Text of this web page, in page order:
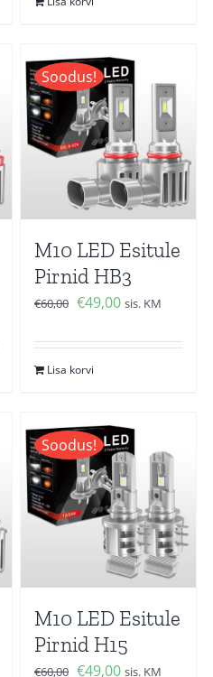
€60,00.
Soodus!
M10 LED Esitule
Pirnid HB3
€60,00 Algne
oli:
€60,00.
€49,00Current
is:
sis. KM
Lisa korvi
Soodus!
M10 LED Esitule
Pirnid H15
€60,00 Algne
€49,00Current
sis. KM